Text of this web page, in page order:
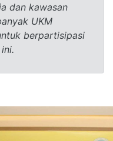
dan kawasan
UKM
berpartisipasi